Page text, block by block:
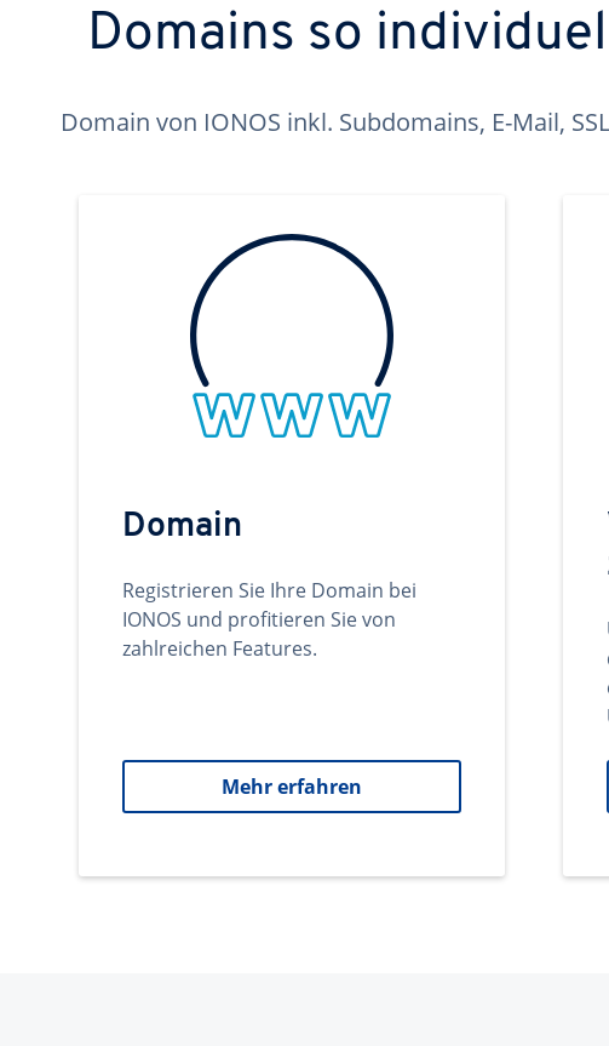
Domains so
Domain von IONOS inkl. Subdomains, E-Mail,
Domain
Registrieren Sie Ihre Domain bei
IONOS und profitieren Sie von
zahlreichen Features.
Mehr erfahren